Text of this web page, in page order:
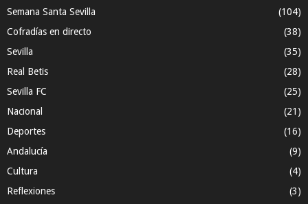
Semana Santa Sevilla
(104)
Cofradías en directo
(38)
Sevilla
(35)
Real Betis
(28)
Sevilla FC
(25)
Nacional
(21)
Deportes
(16)
Andalucía
(9)
Cultura
(4)
Reflexiones
(3)